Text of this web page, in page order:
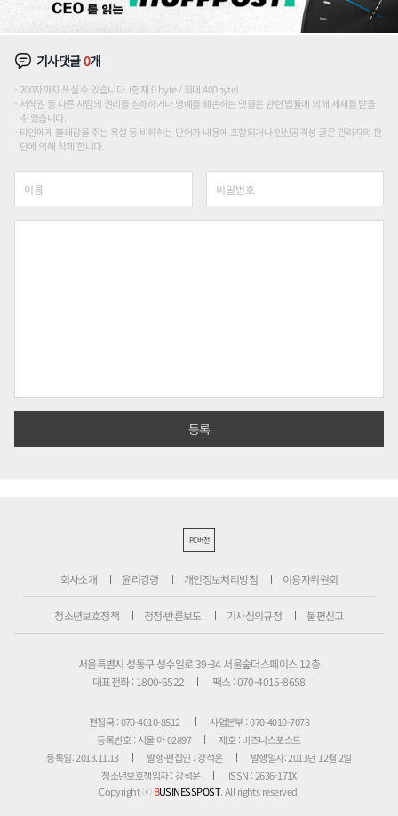
기사댓글0개
200자까지 쓰실 수 있습니다. (현재 0 byte / 최대 400byte)
저작권 등 다른 사람의 권리를 침해하거나 명예를 훼손하는 댓글은 관련 법률에 의해 제재를 받을
수 있습니다.
타인에게 불쾌감을 주는 욕설 등 비하하는 단어가 내용에 포함되거나 인신공격성 글은 관리자의 판
단에 의해 삭제 합니다.
PC버전
회사소개 윤리강령 개인정보처리방침 이용자위원회
청소년보호정책 정정·반론보도 기사심의규정 불편신고
서울특별시 성동구 성수일로 39-34 서울숲더스페이스 12층
대표전화 : 1800-6522
팩스 : 070-4015-8658
편집국 : 070-4010-8512
사업본부 : 070-4010-7078
등록번호 : 서울 아 02897
제호 : 비즈니스포스트
등록일: 2013.11.13
발행·편집인 : 강석운
발행일자: 2013년 12월 2일
청소년보호책임자 : 강석운
ISSN : 2636-171X
Copyright ⓒBUSINESSPOST. All rights reserved.